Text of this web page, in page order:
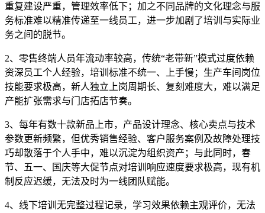
重复建设严重，管理效率低下；加之不同品牌的文化理念与服
务标准难以精准传递至一线员工，进一步加剧了培训与实际业
务之间的脱节。
2、零售终端人员年流动率较高，传统“老带新”模式过度依赖
资深员工个人经验，培训标准不统一、上手慢；生产车间岗位
技能要求极高，新人独立上岗周期长、复刻难度大，难以满足
产能扩张需求与门店拓店节奏。
3、每年有数十款新品上市，产品设计理念、核心卖点与技术
参数更新频繁，但优秀销售经验、客户服务案例及故障处理技
巧却散落于个人手中，难以沉淀为组织资产；与此同时，春
节、五一、国庆等大促节点对培训响应速度要求极高，现有机
制反应迟缓，无法及时为一线团队赋能。
4、线下培训无完整过程记录，学习效果依赖主观评价，无法